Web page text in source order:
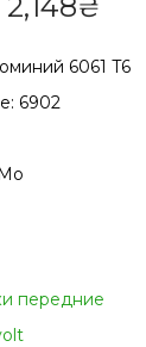
6061 T6
6902
передние